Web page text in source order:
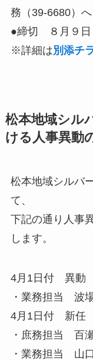
務（39-6680）へ
●締切 ８月９日
※詳細は別添チ
松本地域シル
ける人事異動
松本地域シルバ
て、
下記の通り人事
します。
4月1日付 異動
・業務担当 波
4月1日付 新任
・庶務担当 百
・業務担当 山